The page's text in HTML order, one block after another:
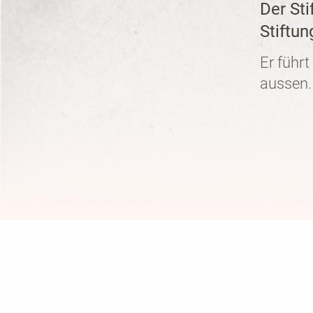
Der
Er
aussen.